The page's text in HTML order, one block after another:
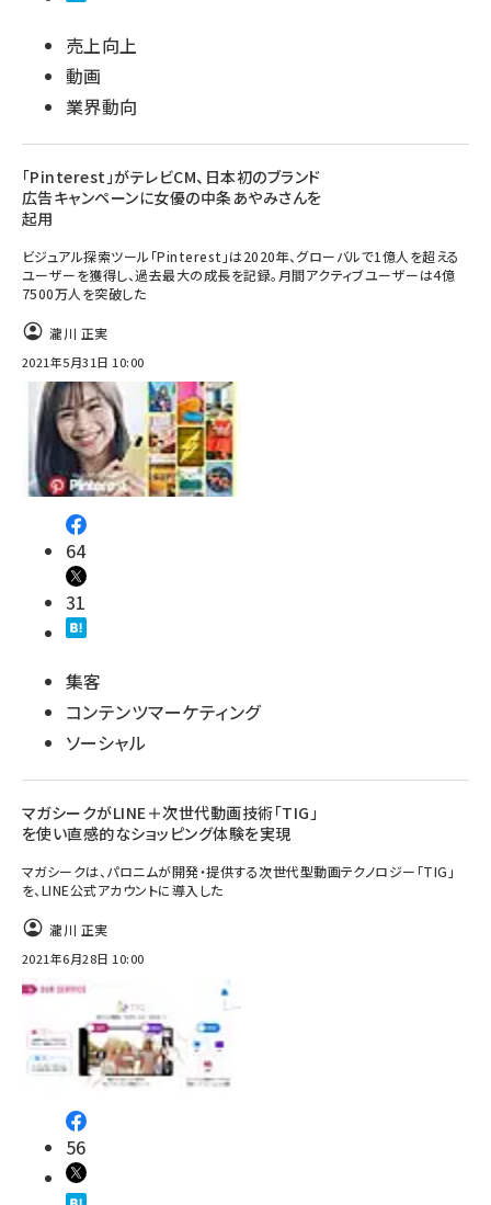
売上向上
動画
業界動向
「Pinterest」がテレビCM、日本初のブランド
広告キャンペーンに女優の中条あやみさんを
起用
ビジュアル探索ツール「Pinterest」は2020年、グローバルで1億人を超える
ユーザーを獲得し、過去最大の成長を記録。月間アクティブユーザーは4億
7500万人を突破した
瀧川 正実
2021年5月31日 10:00
64
31
集客
コンテンツマーケティング
ソーシャル
マガシークがLINE＋次世代動画技術「TIG」
を使い直感的なショッピング体験を実現
マガシークは、パロニムが開発・提供する次世代型動画テクノロジー「TIG」
を、LINE公式アカウントに導入した
瀧川 正実
2021年6月28日 10:00
56